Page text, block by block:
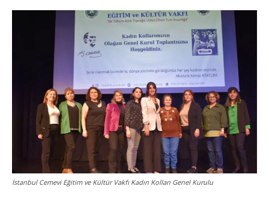
İstanbul Cemevi Eğitim ve Kültür Vakfı Kadın Kolları Genel Kurulu